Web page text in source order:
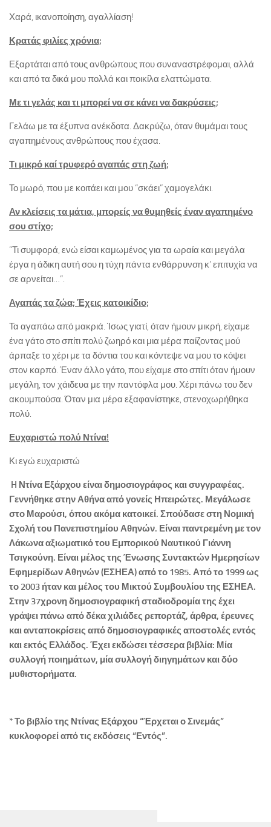
Χαρά, ικανοποίηση, αγαλλίαση!
Κρατάς φιλίες χρόνια;
Εξαρτάται από τους ανθρώπους που συναναστρέφομαι, αλλά
και από τα δικά μου πολλά και ποικίλα ελαττώματα.
Με τι γελάς και τι μπορεί να σε κάνει να δακρύσεις;
Γελάω με τα έξυπνα ανέκδοτα. Δακρύζω, όταν θυμάμαι τους
αγαπημένους ανθρώπους που έχασα.
Τι μικρό καί τρυφερό αγαπάς στη ζωή;
Το μωρό, που με κοιτάει και μου “σκάει” χαμογελάκι.
Αν κλείσεις τα μάτια, μπορείς να θυμηθείς έναν αγαπημένο
σου στίχο;
“Τι συμφορά, ενώ είσαι καμωμένος για τα ωραία και μεγάλα
έργα η άδικη αυτή σου η τύχη πάντα ενθάρρυνση κ’ επιτυχία να
σε αρνείται…”.
Αγαπάς τα ζώα; Έχεις κατοικίδιο;
Τα αγαπάω από μακριά. Ίσως γιατί, όταν ήμουν μικρή, είχαμε
ένα γάτο στο σπίτι πολύ ζωηρό και μια μέρα παίζοντας μού
άρπαξε το χέρι με τα δόντια του και κόντεψε να μου το κόψει
στον καρπό. Έναν άλλο γάτο, που είχαμε στο σπίτι όταν ήμουν
μεγάλη, τον χάιδευα με την παντόφλα μου. Χέρι πάνω του δεν
ακουμπούσα. Όταν μια μέρα εξαφανίστηκε, στενοχωρήθηκα
πολύ.
Ευχαριστώ πολύ Ντίνα!
Κι εγώ ευχαριστώ
H Ντίνα Εξάρχου είναι δημοσιογράφος και συγγραφέας.
Γεννήθηκε στην Αθήνα από γονείς Ηπειρώτες. Μεγάλωσε
στο Μαρούσι, όπου ακόμα κατοικεί. Σπούδασε στη Νομική
Σχολή του Πανεπιστημίου Αθηνών. Είναι παντρεμένη με τον
Λάκωνα αξιωματικό του Εμπορικού Ναυτικού Γιάννη
Τσιγκούνη. Είναι μέλος της Ένωσης Συντακτών Ημερησίων
Εφημερίδων Αθηνών (ΕΣΗΕΑ) από το 1985. Από το 1999 ως
το 2003 ήταν και μέλος του Μικτού Συμβουλίου της ΕΣΗΕΑ.
Στην 37χρονη δημοσιογραφική σταδιοδρομία της έχει
γράψει πάνω από δέκα χιλιάδες ρεπορτάζ, άρθρα, έρευνες
και ανταποκρίσεις από δημοσιογραφικές αποστολές εντός
και εκτός Ελλάδος. Έχει εκδώσει τέσσερα βιβλία: Μία
συλλογή ποιημάτων, μία συλλογή διηγημάτων και δύο
μυθιστορήματα.
* Το βιβλίο της Ντίνας Εξάρχου “Έρχεται ο Σινεμάς”
κυκλοφορεί από τις εκδόσεις “Εντός”.